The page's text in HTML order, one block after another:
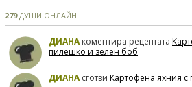
279ДУШИ ОНЛАЙН
ДИАНАкоментира рецептата
пилешко и зелен боб
ДИАНАсготви Картофена яхния